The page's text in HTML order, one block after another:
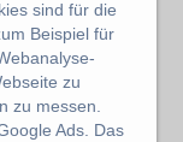
sind für die
Beispiel für
zu
zu messen.
Ads. Das